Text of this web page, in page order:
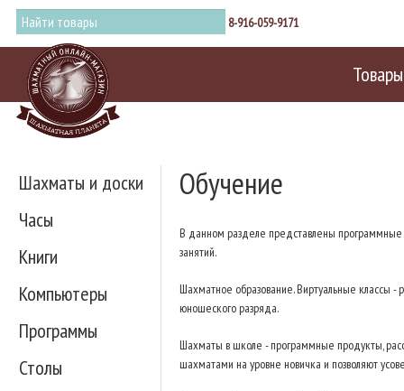
8-916-059-9171
Товары
Шахматы и доски
Часы
Книги
Компьютеры
Программы
Столы
Обучение
В данном разделе представлены
занятий.
Шахматное образование. Виртуальные классы
юношеского разряда.
Шахматы в школе - программные продукты,
шахматами на уровне новичка и позволяют